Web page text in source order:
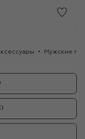
Мужские